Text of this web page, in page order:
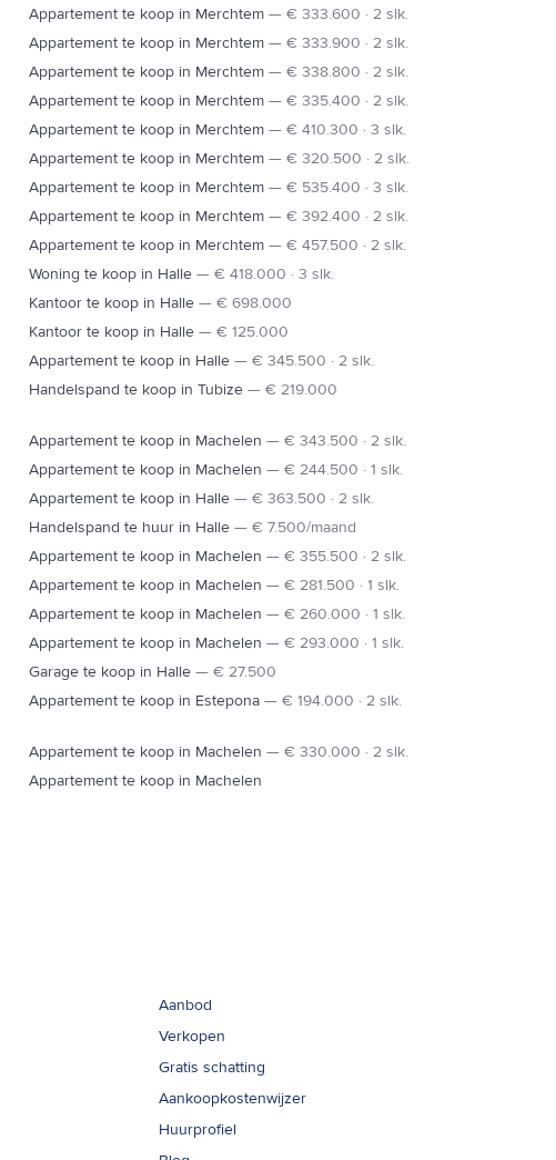
Appartement te koop in Merchtem —€ 333.600 · 2 slk.
Appartement te koop in Merchtem —€ 333.900 · 2 slk.
Appartement te koop in Merchtem —€ 338.800 · 2 slk.
Appartement te koop in Merchtem —€ 335.400 · 2 slk.
Appartement te koop in Merchtem —€ 410.300 · 3 slk.
Appartement te koop in Merchtem —€ 320.500 · 2 slk.
Appartement te koop in Merchtem —€ 535.400 · 3 slk.
Appartement te koop in Merchtem —€ 392.400 · 2 slk.
Appartement te koop in Merchtem —€ 457.500 · 2 slk.
Woning te koop in Halle —€ 418.000 · 3 slk.
Kantoor te koop in Halle —€ 698.000
Kantoor te koop in Halle —€ 125.000
Appartement te koop in Halle —€ 345.500 · 2 slk.
Handelspand te koop in Tubize —€ 219.000
Appartement te koop in Machelen —€ 343.500 · 2 slk.
Appartement te koop in Machelen —€ 244.500 · 1 slk.
Appartement te koop in Halle —€ 363.500 · 2 slk.
Handelspand te huur in Halle —€ 7.500/maand
Appartement te koop in Machelen —€ 355.500 · 2 slk.
Appartement te koop in Machelen —€ 281.500 · 1 slk.
Appartement te koop in Machelen —€ 260.000 · 1 slk.
Appartement te koop in Machelen —€ 293.000 · 1 slk.
Garage te koop in Halle —€ 27.500
Appartement te koop in Estepona —€ 194.000 · 2 slk.
Appartement te koop in Machelen —€ 330.000 · 2 slk.
Appartement te koop in Machelen
Aanbod
Verkopen
Gratis schatting
Aankoopkostenwijzer
Huurprofiel